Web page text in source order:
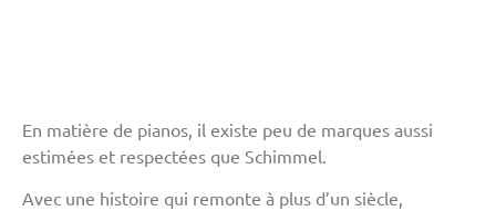
En matière de pianos, il existe peu de marques aussi
estimées et respectées que Schimmel.
Avec une histoire qui remonte à plus d’un siècle,